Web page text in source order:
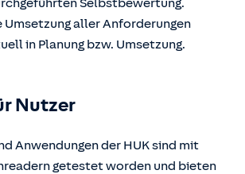
Selbstbewertung.
Umsetzung aller Anforderungen
in Planung bzw. Umsetzung.
Nutzer
Anwendungen der HUK sind mit
getestet worden und bieten